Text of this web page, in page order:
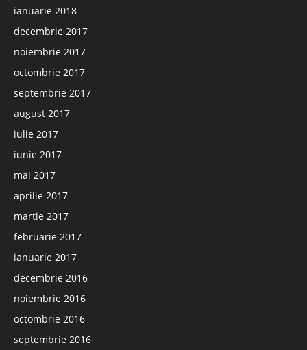
ianuarie 2018
decembrie 2017
noiembrie 2017
octombrie 2017
septembrie 2017
august 2017
iulie 2017
iunie 2017
mai 2017
aprilie 2017
martie 2017
februarie 2017
ianuarie 2017
decembrie 2016
noiembrie 2016
octombrie 2016
septembrie 2016